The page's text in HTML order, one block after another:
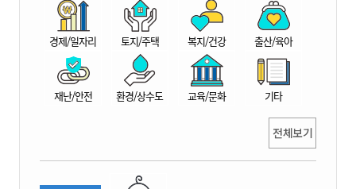
산
경제/일자리 토지/주택 복지/건강 출산/육아
재난/안전 환경/상수도 교육/문화 기타
전체보기